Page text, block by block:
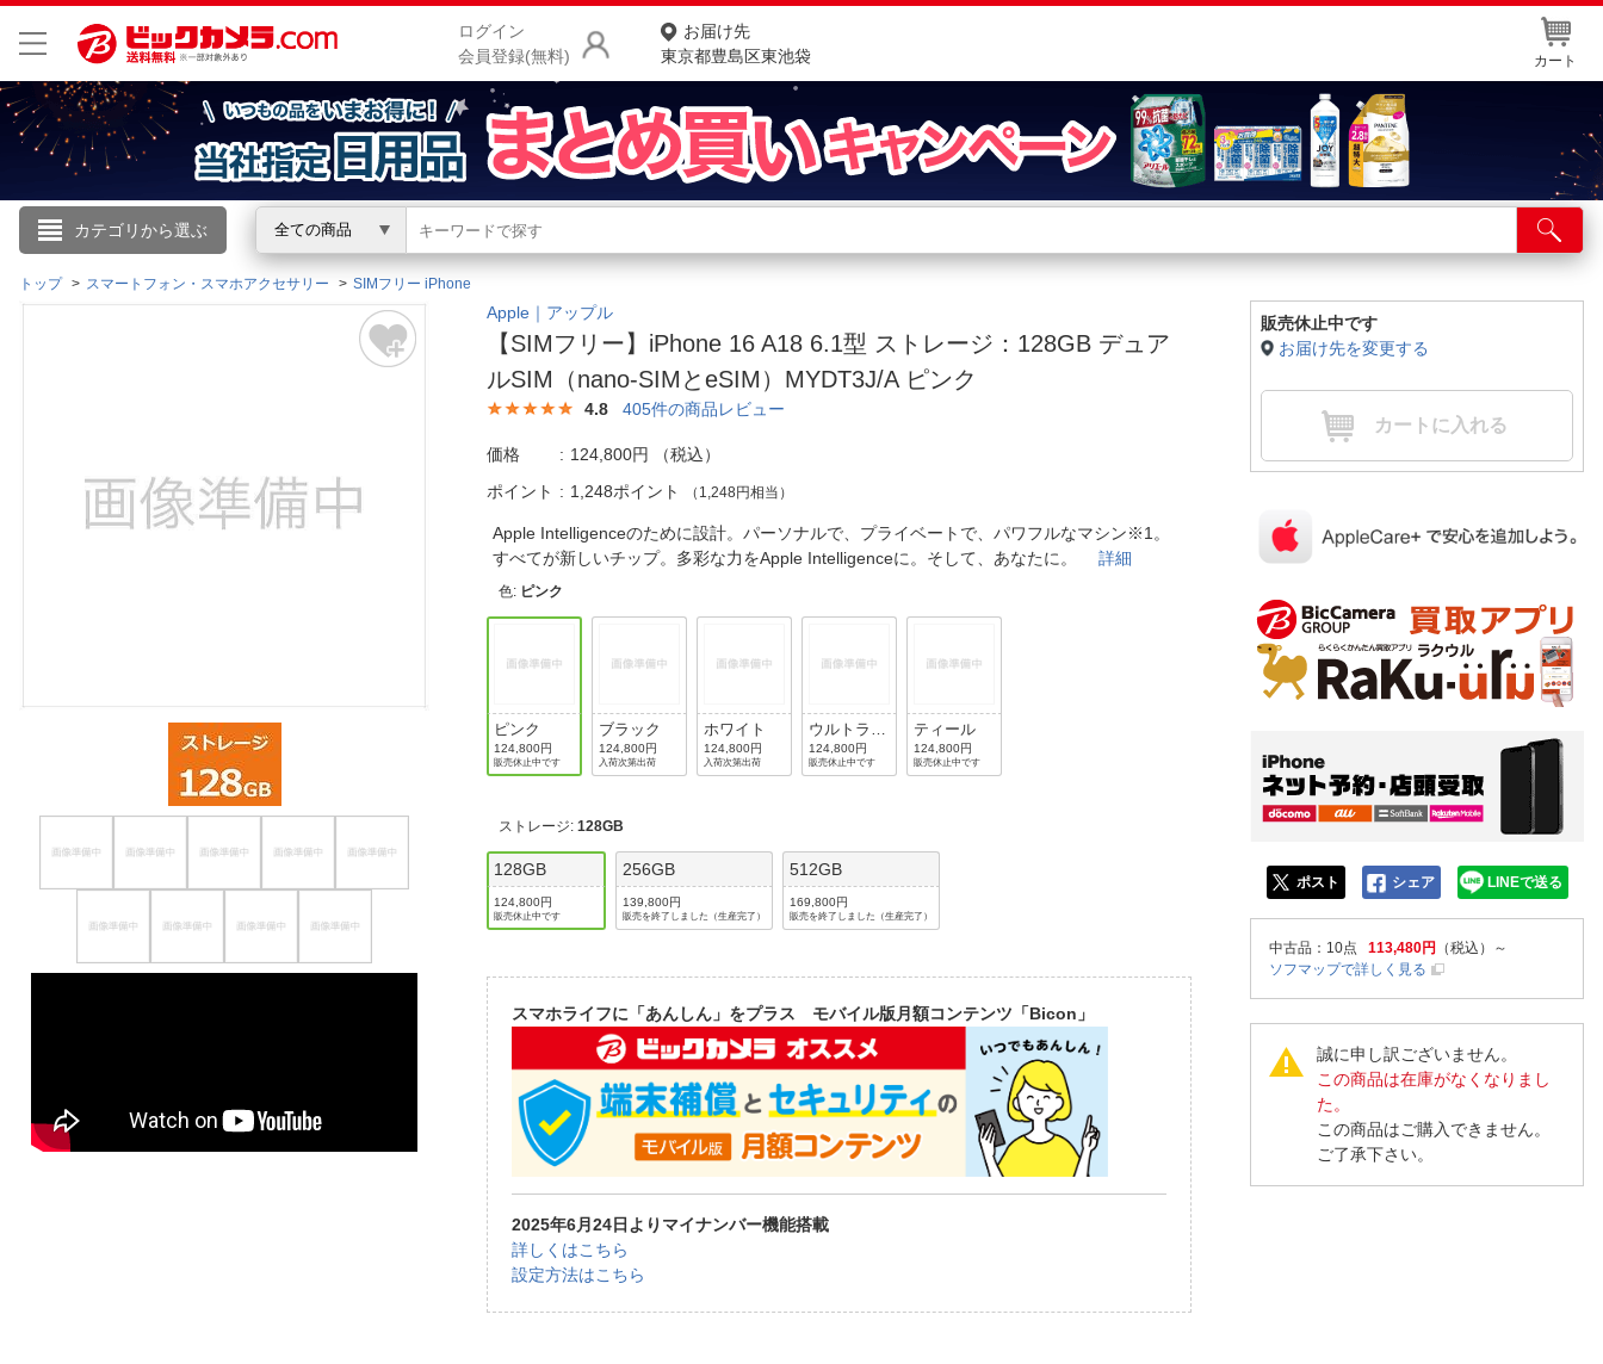
ログイン
会員登録(無料)
お届け先
東京都豊島区東池袋
カート
カテゴリから選ぶ 全ての商品
こんにちは
ログイン
閲覧履歴
商品をさがす
ランキングからさがす
お客様サポート
ご利用ガイド
よくある質問・お問合せ
店舗サービス
ネット取り置き
店舗情報・店舗一覧
法人窓口
トップ スマートフォン・スマホアクセサリー SIMフリー iPhone
Apple｜アップル
【SIMフリー】iPhone 16 A18 6.1型 ストレージ：128GB デュア
ルSIM（nano-SIMとeSIM）MYDT3J/A ピンク
4.8 405件の商品レビュー
価格 124,800円
（税込）
ポイント
1,248ポイント （1,248円相当）
Apple Intelligenceのために設計。パーソナルで、プライベートで、パワフルなマシン※1。
すべてが新しいチップ。多彩な力をApple Intelligenceに。そして、あなたに。詳細
色: ピンク
ピンク
124,800円
販売休止中です
ブラック
124,800円
入荷次第出荷
ホワイト
124,800円
入荷次第出荷
ウルトラマ
リン
124,800円
販売休止中です
ティール
124,800円
販売休止中です
ストレージ:128GB
128GB
124,800円
販売休止中です
256GB
139,800円
販売を終了しました（生産完了）
512GB
169,800円
販売を終了しました（生産完了）
スマホライフに「あんしん」をプラス モバイル版月額コンテンツ「Bicon」
2025年6月24日よりマイナンバー機能搭載
詳しくはこちら
設定方法はこちら
販売休止中です
お届け先を変更する
カートに入れる
ポスト シェア LINEで送る
中古品 ：10点 113,480円 （税込）～
ソフマップで詳しく見る
誠に申し訳ございません。
この商品は在庫がなくなりまし
た。
この商品はご購入できません。
ご了承下さい。